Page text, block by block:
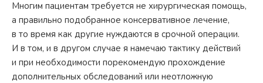
Многим пациентам требуется не хирургическая помощь,
а правильно подобранное консервативное лечение,
в то время как другие нуждаются в срочной операции.
И в том, и в другом случае я намечаю тактику действий
и при необходимости порекомендую прохождение
дополнительных обследований или неотложную